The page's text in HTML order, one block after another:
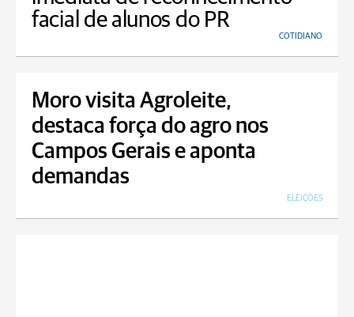
facial de alunos do PR
COTIDIANO
Moro visita Agroleite,
destaca força do agro nos
Campos Gerais e aponta
demandas
ELEIÇÕES